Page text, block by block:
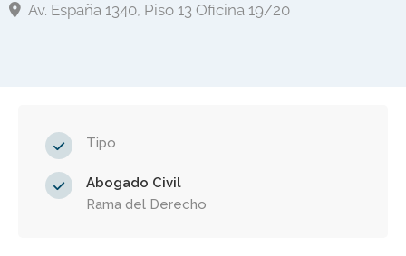
Av. España 1340, Piso 13 Oficina 19/20
Tipo
Abogado Civil
Rama del Derecho